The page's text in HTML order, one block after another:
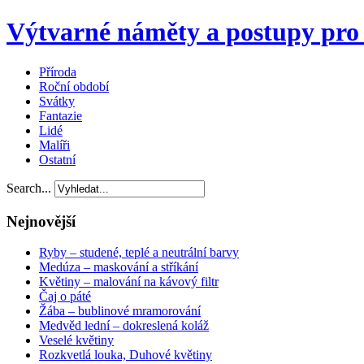
Výtvarné náměty a postupy
Příroda
Roční období
Svátky
Fantazie
Lidé
Malíři
Ostatní
Search...
Nejnovější
Ryby – studené, teplé a neutrální barvy
Medúza – maskování a stříkání
Květiny – malování na kávový filtr
Čaj o páté
Žába – bublinové mramorování
Medvěd lední – dokreslená koláž
Veselé květiny
Rozkvetlá louka, Duhové květiny